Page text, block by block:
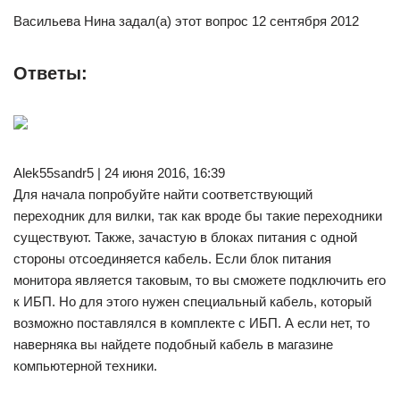
Васильева Нина задал(а) этот вопрос 12 сентября 2012
Ответы:
Alek55sandr5 | 24 июня 2016, 16:39
Для начала попробуйте найти соответствующий
переходник для вилки, так как вроде бы такие переходники
существуют. Также, зачастую в блоках питания с одной
стороны отсоединяется кабель. Если блок питания
монитора является таковым, то вы сможете подключить его
к ИБП. Но для этого нужен специальный кабель, который
возможно поставлялся в комплекте с ИБП. А если нет, то
наверняка вы найдете подобный кабель в магазине
компьютерной техники.